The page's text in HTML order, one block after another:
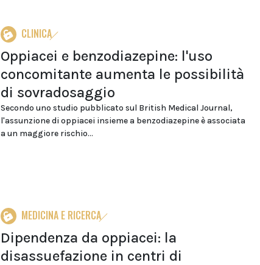
CLINICA
Oppiacei e benzodiazepine: l'uso
concomitante aumenta le possibilità
di sovradosaggio
Secondo uno studio pubblicato sul British Medical Journal,
l'assunzione di oppiacei insieme a benzodiazepine è associata
a un maggiore rischio...
MEDICINA E RICERCA
Dipendenza da oppiacei: la
disassuefazione in centri di